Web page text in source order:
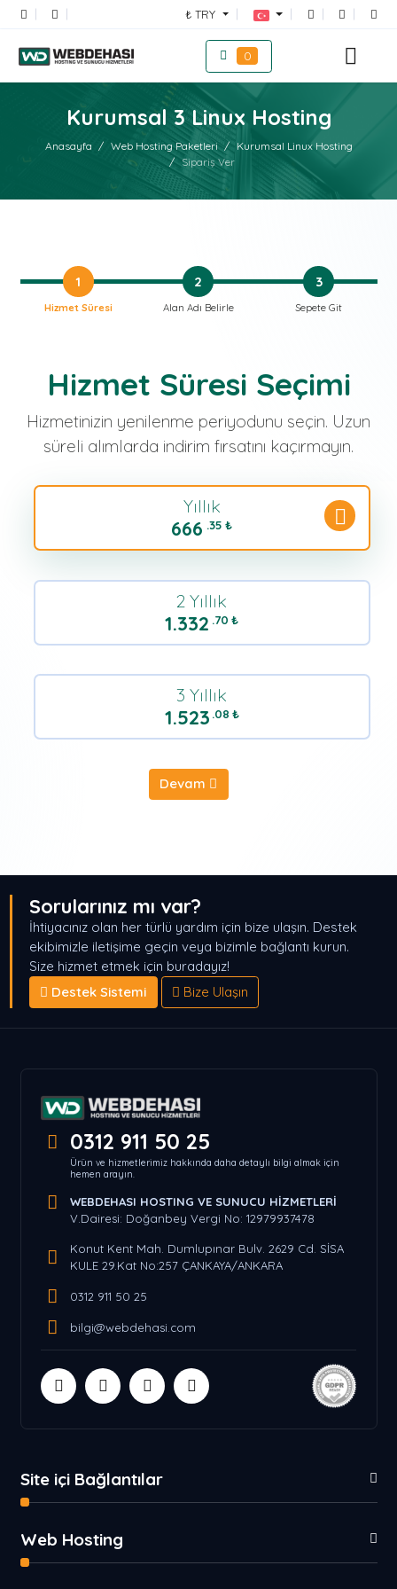
₺ TRY
0
Kurumsal 3 Linux Hosting
Anasayfa Web Hosting Paketleri
Kurumsal Linux Hosting
Sipariş Ver
1
Hizmet Süresi
2
Alan Adı Belirle
3
Sepete Git
Hizmet Süresi Seçimi
Hizmetinizin yenilenme periyodunu seçin. Uzun
süreli alımlarda indirim fırsatını kaçırmayın.
Yıllık
666 .35 ₺
2 Yıllık
1.332 .70 ₺
3 Yıllık
1.523 .08 ₺
Devam
Sorularınız mı var?
İhtiyacınız olan her türlü yardım için bize ulaşın. Destek
ekibimizle iletişime geçin veya bizimle bağlantı kurun.
Size hizmet etmek için buradayız!
Destek Sistemi
Bize Ulaşın
0312 911 50 25
Ürün ve hizmetlerimiz hakkında daha detaylı bilgi almak için
hemen arayın.
WEBDEHASI HOSTING VE SUNUCU HİZMETLERİ
V.Dairesi: Doğanbey Vergi No: 12979937478
Konut Kent Mah. Dumlupınar Bulv. 2629 Cd. SİSA
KULE 29.Kat No:257 ÇANKAYA/ANKARA
0312 911 50 25
bilgi@webdehasi.com
Site içi Bağlantılar
Web Hosting